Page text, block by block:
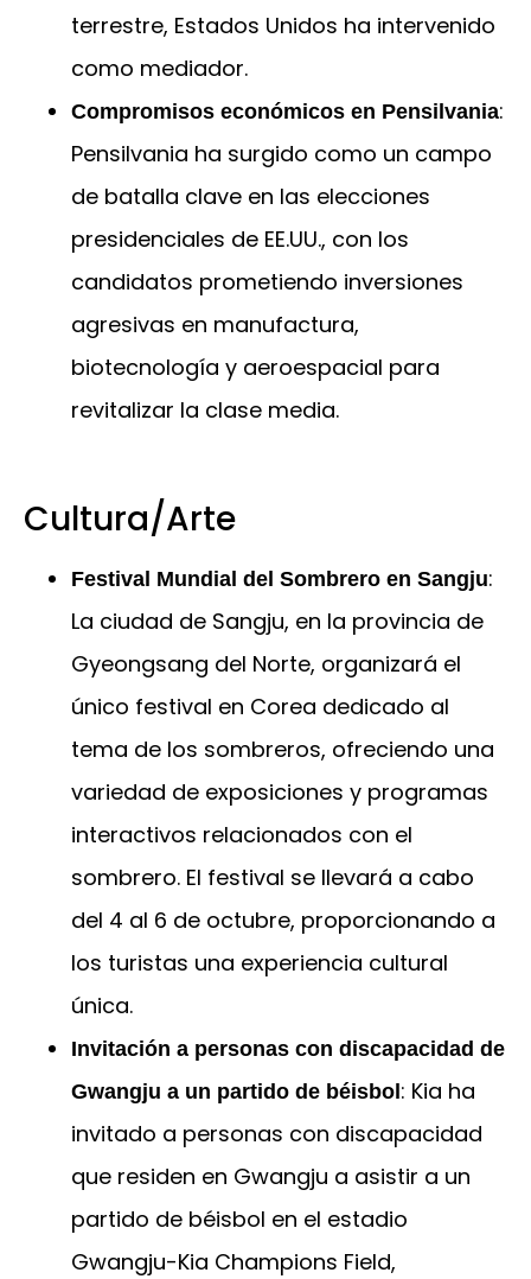
terrestre, Estados Unidos ha intervenido
como mediador.
Compromisos económicos en Pensilvania:
Pensilvania ha surgido como un campo
de batalla clave en las elecciones
presidenciales de EE.UU., con los
candidatos prometiendo inversiones
agresivas en manufactura,
biotecnología y aeroespacial para
revitalizar la clase media.
Cultura/Arte
Festival Mundial del Sombrero en Sangju:
La ciudad de Sangju, en la provincia de
Gyeongsang del Norte, organizará el
único festival en Corea dedicado al
tema de los sombreros, ofreciendo una
variedad de exposiciones y programas
interactivos relacionados con el
sombrero. El festival se llevará a cabo
del 4 al 6 de octubre, proporcionando a
los turistas una experiencia cultural
única.
Invitación a personas con discapacidad de
Gwangju a un partido de béisbol : Kia ha
invitado a personas con discapacidad
que residen en Gwangju a asistir a un
partido de béisbol en el estadio
Gwangju-Kia Champions Field,